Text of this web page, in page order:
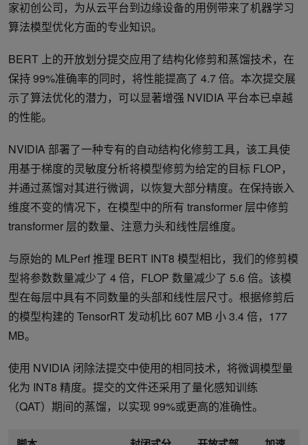
家初创公司，为从云平台到边缘设备的用例带来了机器学习
算法模型优化方面的专业知识。
BERT 上的开放划分提交应用了结构化修剪和蒸馏技术，在
保持 99%准确率的同时，将性能提高了 4.7 倍。本次提交展
示了算法优化的潜力，可以显著增强 NVIDIA 平台本已卓越
的性能。
NVIDIA 部署了一种专有的自动结构化修剪工具，该工具使
用基于梯度的灵敏度分析将模型修剪为给定的目标 FLOP，
并通过蒸馏对其进行微调，以恢复大部分精度。在保持嵌入
维度不变的情况下，在模型中的所有 transformer 层中修剪
transformer 层的数量、注意力头和线性层维度。
与原始的 MLPerf 推理 BERT INT8 模型相比，我们的修剪模
型将参数数量减少了 4 倍，FLOP 数量减少了 5.6 倍。该模
型在每层中具有不同数量的头部和线性层尺寸。根据修剪后
的模型构建的 TensorRT 发动机比 607 MB 小 3.4 倍，177
MB。
使用 NVIDIA 闭除法提交中使用的相同技术，将微调模型量
化为 INT8 精度。提交的文件还采用了量化感知训练
（QAT）期间的蒸馏，以实现 99%或更高的准确性。